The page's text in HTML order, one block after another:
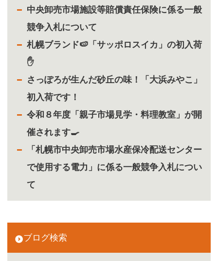
中央卸売市場施設等賠償責任保険に係る一般
競争入札について
札幌ブランド🍉「サッポロスイカ」の初入荷
✋
さっぽろが生んだ砂丘の味！「大浜みやこ」
初入荷です！
令和８年度「親子市場見学・料理教室」が開
催されます🍳
「札幌市中央卸売市場水産保冷配送センター
で使用する電力」に係る一般競争入札につい
て
ブログ検索